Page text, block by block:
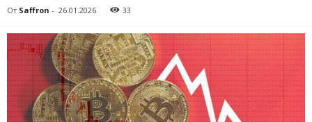
От Saffron - 26.01.2026 33